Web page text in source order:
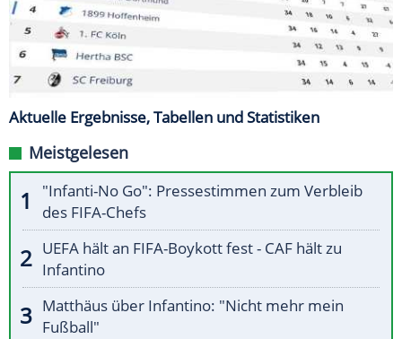
Aktuelle Ergebnisse, Tabellen und Statistiken
Meistgelesen
"Infanti-No Go": Pressestimmen zum Verbleib
des FIFA-Chefs
UEFA hält an FIFA-Boykott fest - CAF hält zu
Infantino
Matthäus über Infantino: "Nicht mehr mein
Fußball"